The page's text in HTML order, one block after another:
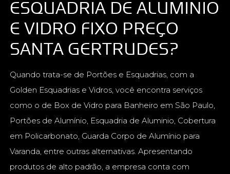
ESQUADRIA DE ALUMINIO
E VIDRO FIXO PREÇO
SANTA GERTRUDES?
Quando trata-se de Portões e Esquadrias, com a
Golden Esquadrias e Vidros, você encontra serviços
como o de Box de Vidro para Banheiro em São Paulo,
Portões de Alumínio, Esquadria de Aluminio, Cobertura
em Policarbonato, Guarda Corpo de Alumínio para
Varanda, entre outras alternativas. Apresentando
produtos de alto padrão, a empresa conta com